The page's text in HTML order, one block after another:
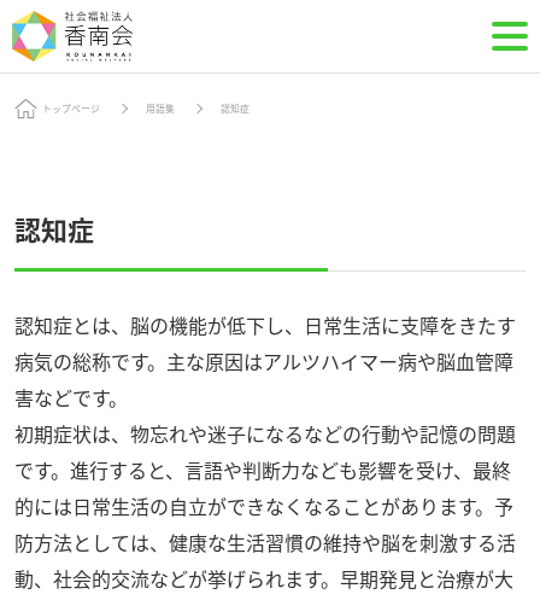
トップページ 用語集 認知症
認知症
認知症とは、脳の機能が低下し、日常生活に支障をきたす
病気の総称です。主な原因はアルツハイマー病や脳血管障
害などです。
初期症状は、物忘れや迷子になるなどの行動や記憶の問題
です。進行すると、言語や判断力なども影響を受け、最終
的には日常生活の自立ができなくなることがあります。予
防方法としては、健康な生活習慣の維持や脳を刺激する活
動、社会的交流などが挙げられます。早期発見と治療が大